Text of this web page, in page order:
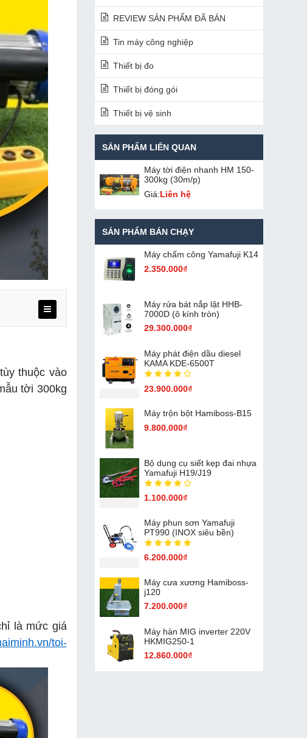
thuộc vào
tời 300kg
là mức giá
toi-
REVIEW SẢN PHẨM ĐÃ BÁN
Tin máy công nghiệp
Thiết bị đo
Thiết bị đóng gói
Thiết bị vệ sinh
SẢN PHẨM LIÊN QUAN
Máy tời điện nhanh HM 150-
300kg (30m/p)
Giá:Liên hệ
SẢN PHẨM BÁN CHẠY
Máy chấm cô​ng Yamafuji K14
2.350.000₫
Máy rửa bát nắp lật HHB-
7000D (ô kính tròn)
29.300.000₫
Máy phát điện dầu diesel
KAMA KDE-6500T
23.900.000₫
Máy trộn bột Hamiboss-B15
9.800.000₫
Bộ dụng cụ siết kẹp đai nhựa
Yamafuji H19/J19
1.100.000₫
Máy phun sơn Yamafuji
PT990 (INOX siêu bền)
6.200.000₫
Máy cưa xương Hamiboss-
j120
7.200.000₫
Máy hàn MIG inverter 220V
HKMIG250-1
12.860.000₫